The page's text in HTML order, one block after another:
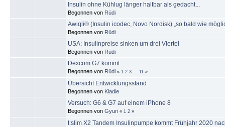
Insulin ohne Kühlug länger haltbar als gedacht...
Begonnen von Rüdi
Awiqli® (Insulin icodec, Novo Nordisk) „so bald wie
Begonnen von Rüdi
USA: Insulinpreise sinken um drei Viertel
Begonnen von Rüdi
Dexcom G7 kommt...
Begonnen von Rüdi « 1 2 3 11 »
Übersicht Entwicklungsstand
Begonnen von Kladie
Versuch: G6 & G7 auf einem iPhone 8
Begonnen von Gyuri « 1 2 »
t:slim X2 Tandem Insulinpumpe kommt Frühjahr 2020